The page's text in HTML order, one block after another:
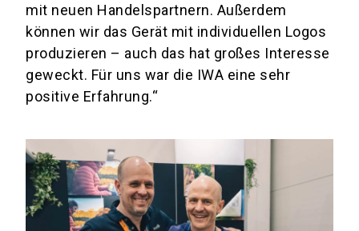
mit neuen Handelspartnern. Außerdem
können wir das Gerät mit individuellen Logos
produzieren – auch das hat großes Interesse
geweckt. Für uns war die IWA eine sehr
positive Erfahrung.“